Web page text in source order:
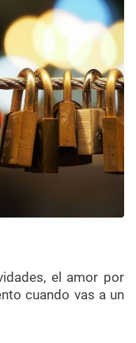
el amor por
cuando vas a un